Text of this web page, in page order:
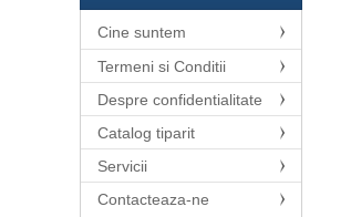
Cine suntem
Termeni si Conditii
Despre confidentialitate
Catalog tiparit
Servicii
Contacteaza-ne